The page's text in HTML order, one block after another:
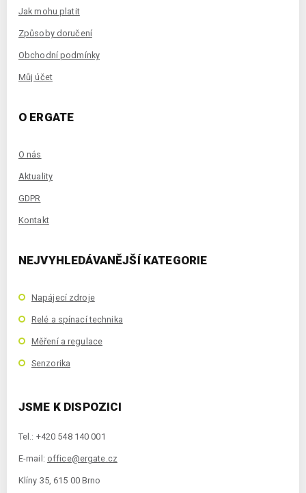
Jak mohu platit
Způsoby doručení
Obchodní podmínky
Můj účet
O ERGATE
O nás
Aktuality
GDPR
Kontakt
NEJVYHLEDÁVANĚJŠÍ KATEGORIE
Napájecí zdroje
Relé a spínací technika
Měření a regulace
Senzorika
JSME K DISPOZICI
Tel.: +420 548 140 001
E-mail: office@ergate.cz
Klíny 35, 615 00 Brno